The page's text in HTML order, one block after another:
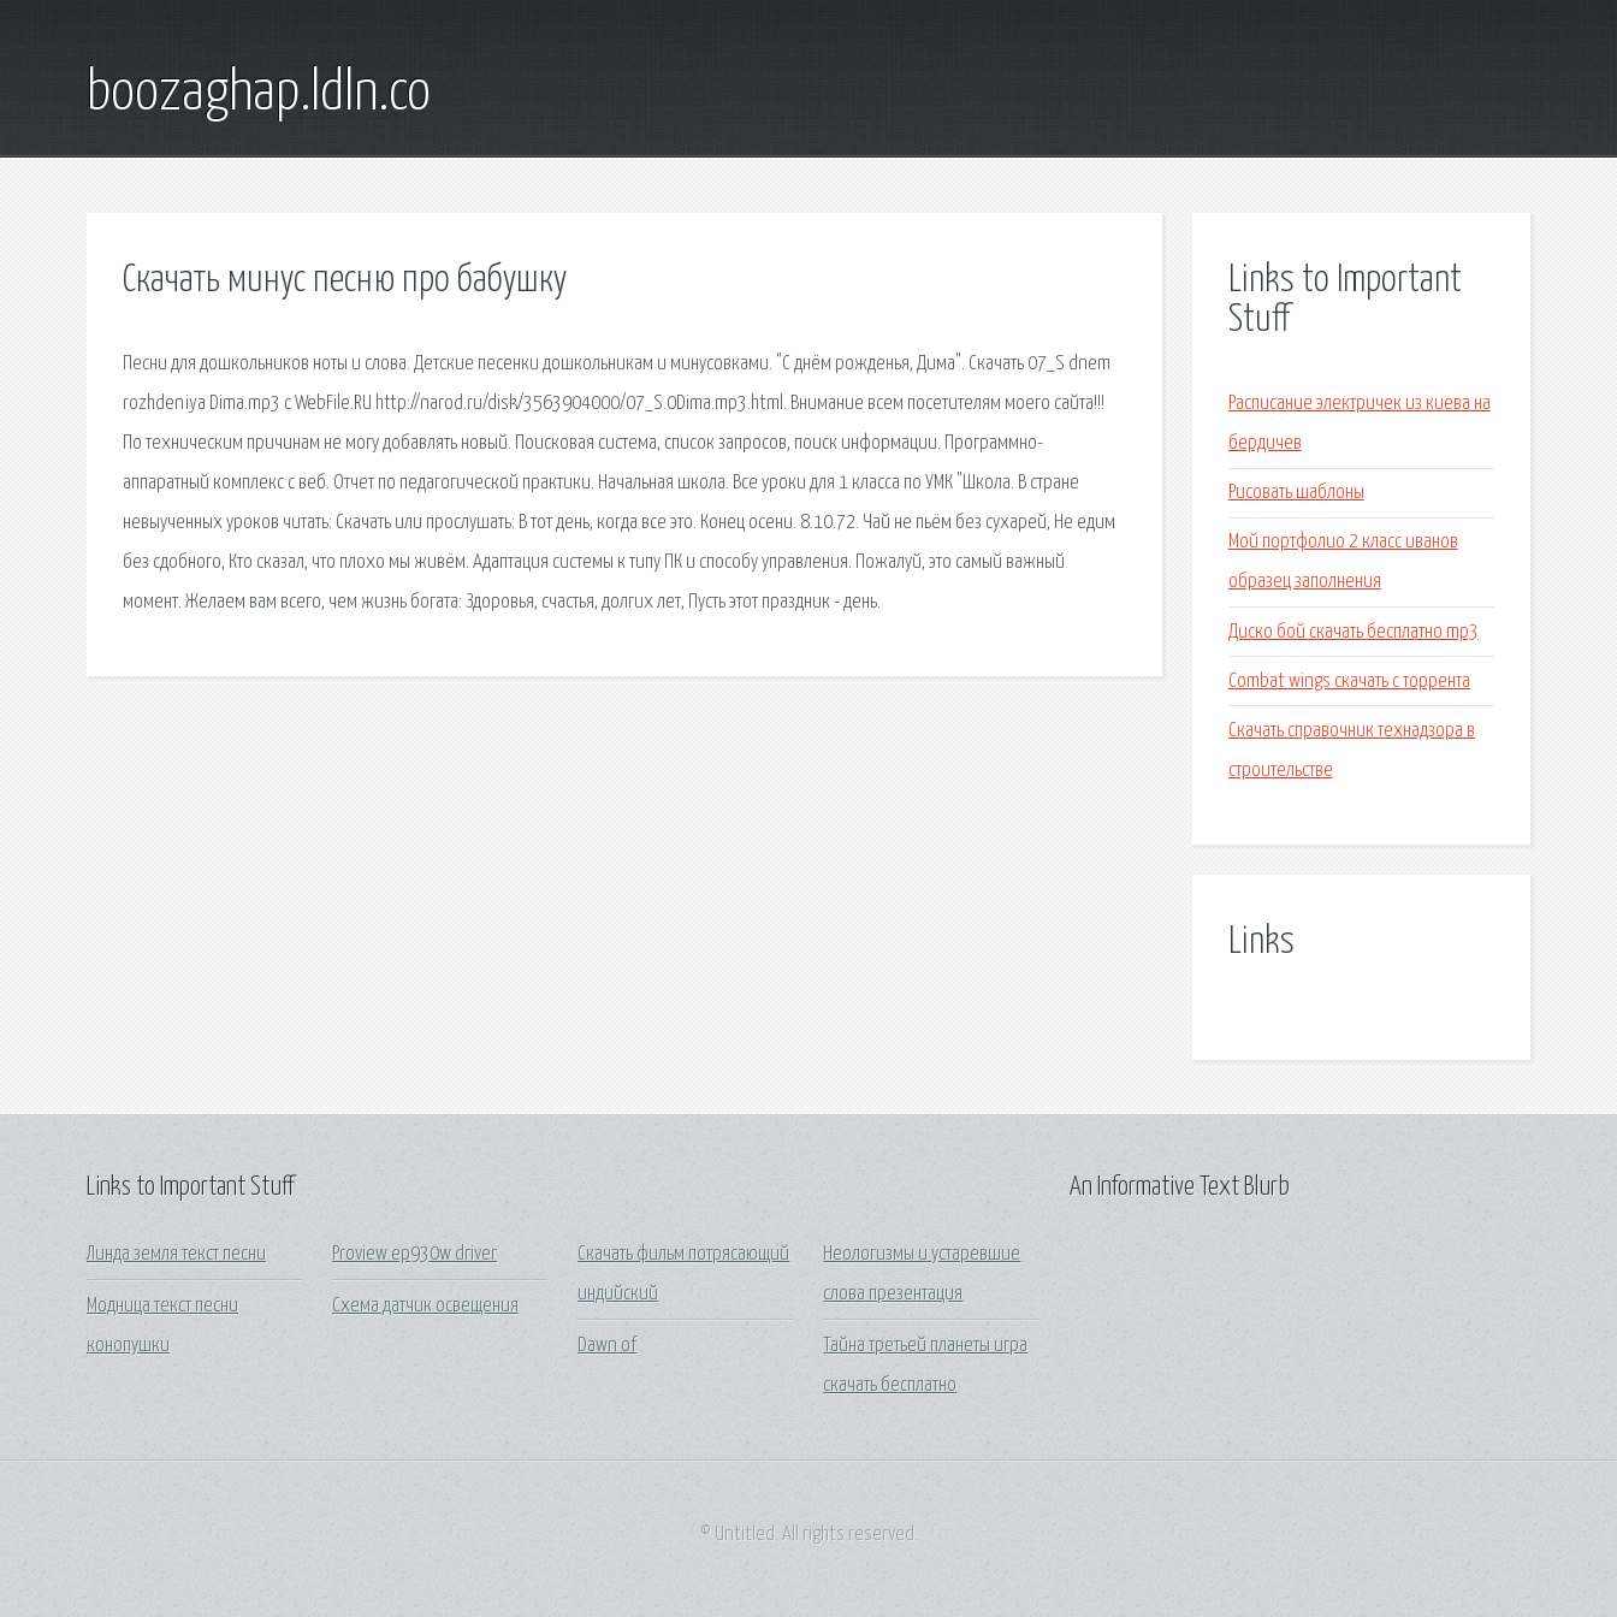
boozaghap.ldln.co
Скачать минус песню про бабушку
Песни для дошкольников ноты и слова. Детские песенки дошкольникам и минусовками. "С днём рожденья, Дима". Скачать 07_S dnem
rozhdeniya Dima.mp3 с WebFile.RU http://narod.ru/disk/3563904000/07_S.0Dima.mp3.html. Внимание всем посетителям моего сайта!!!
По техническим причинам не могу добавлять новый. Поисковая сиcтема, список запросов, поиск информации. Программно-
аппаратный комплекс с веб. Отчет по педагогической практики. Начальная школа. Все уроки для 1 класса по УМК "Школа. В стране
невыученных уроков читать: Скачать или прослушать: В тот день, когда все это. Конец осени. 8.10.72. Чай не пьём без сухарей, Не едим
без сдобного, Кто сказал, что плохо мы живём. Адаптация системы к типу ПК и способу управления. Пожалуй, это самый важный
момент. Желаем вам всего, чем жизнь богата: Здоровья, счастья, долгих лет, Пусть этот праздник - день.
Links to Important
Stuff
Расписание электричек из киева на
бердичев
Рисовать шаблоны
Мой портфолио 2 класс иванов
образец заполнения
Диско бой скачать бесплатно mp3
Combat wings скачать с торрента
Скачать справочник технадзора в
строительстве
Links
Links to Important Stuff
Линда земля текст песни
Модница текст песни
конопушки
Proview ep930w driver
Схема датчик освещения
Скачать фильм потрясающий
индийский
Dawn of
Неологизмы и устаревшие
слова презентация
Тайна третьей планеты игра
скачать бесплатно
An Informative Text Blurb
© Untitled. All rights reserved.